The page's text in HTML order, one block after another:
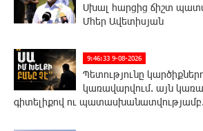
Սխալ հարցից ճիշտ
Մհեր Ավետիսյան
9:46:33 9-08-2026
Պետությունը
կառավարվում. այն
գիտելիքով ու